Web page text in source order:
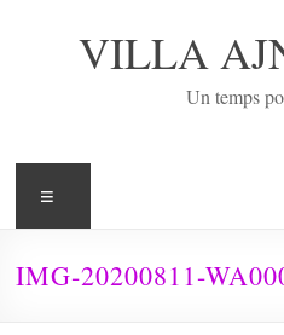
VILLA
Un temps
IMG-20200811-